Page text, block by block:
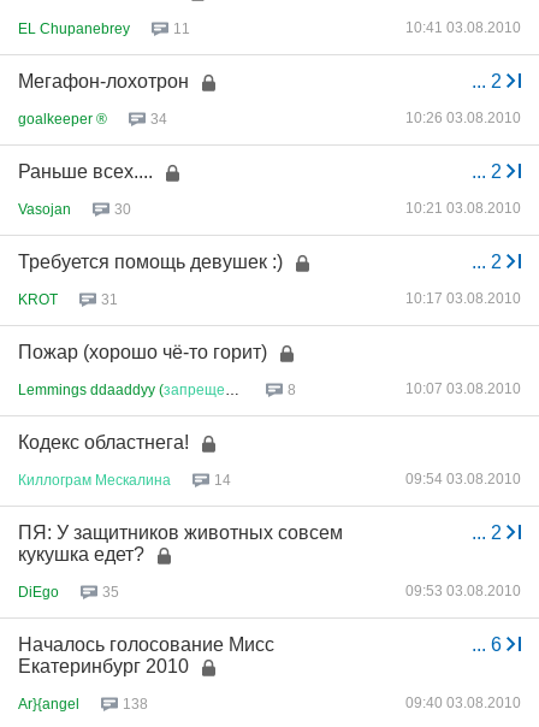
EL Chupanebrey 11 10:41 03.08.2010
... 2
Мегафон-лохотрон
goalkeeper ® 34 10:26 03.08.2010
... 2
Раньше всех....
Vasojan 30 10:21 03.08.2010
... 2
Требуется помощь девушек :)
KROT 31 10:17 03.08.2010
Пожар (хорошо чё-то горит)
Lemmings ddaaddyy (запрещено 8 10:07 03.08.2010
Кодекс областнега!
Киллограм Мескалина 14 09:54 03.08.2010
... 2
ПЯ: У защитников животных совсем
кукушка едет?
DiEgo 35 09:53 03.08.2010
... 6
Началось голосование Мисс
Екатеринбург 2010
Ar}{angel 138 09:40 03.08.2010